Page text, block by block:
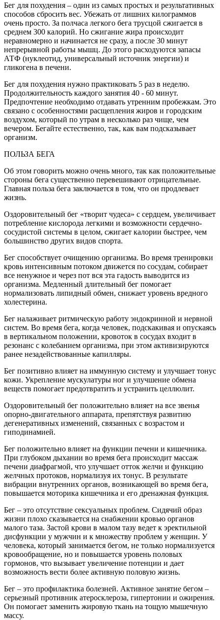
Бег для похудения – один из самых простых и результативных
способов сбросить вес. Убежать от лишних килограммов
очень просто. За полчаса легкого бега трусцой сжигается в
среднем 300 калорий. Но сжигание жира происходит
неравномерно и начинается не сразу, а после 30 минут
непрерывной работы мышц. До этого расходуются запасы
АТФ (нуклеотид, универсальный источник энергии) и
гликогена в печени.
Бег для похудения нужно практиковать 5 раз в неделю.
Продолжительность каждого занятия 40 - 60 минут.
Предпочтение необходимо отдавать утренним пробежкам. Это
связано с особенностями расщепления жиров и городским
воздухом, который по утрам в несколько раз чище, чем
вечером. Бегайте естественно, так, как вам подсказывает
организм.
ПОЛЬЗА БЕГА
Об этом говорить можно очень много, так как положительные
стороны бега существенно перевешивают отрицательные.
Главная польза бега заключается в том, что он продлевает
жизнь.
Оздоровительный бег «творит чудеса» с сердцем, увеличивает
потребление кислорода легкими и возможности сердечно-
сосудистой системы в целом, сжигает калории быстрее, чем
большинство других видов спорта.
Бег способствует очищению организма. Во время тренировки
кровь интенсивным потоком движется по сосудам, собирает
все ненужное и через пот вся эта гадость выводится из
организма. Медленный длительный бег помогает
нормализовать липидный обмен, снижает уровень вредного
холестерина.
Бег налаживает ритмическую работу эндокринной и нервной
систем. Во время бега, когда человек, подскакивая и опускаясь
в вертикальном положении, кровоток в сосудах входит в
резонанс с колебанием организма, при этом активизируются
ранее незадействованные капилляры.
Бег позитивно влияет на иммунную систему и улучшает тонус
кожи. Укрепление мускулатуры ног и улучшение обмена
веществ помогает предотвратить и устранить целлюлит.
Оздоровительный бег положительно влияет на все звенья
опорно-двигательного аппарата, препятствуя развитию
дегенеративных изменений, связанных с возрастом и
гиподинамией.
Бег положительно влияет на функции печени и кишечника.
При глубоком дыхании во время бега происходит массаж
печени диафрагмой, что улучшает отток желчи и функцию
желчных протоков, нормализуя их тонус. В результате
вибрации внутренних органов, возникающей во время бега,
повышается моторика кишечника и его дренажная функция.
Бег – это отсутствие сексуальных проблем. Сидячий образ
жизни плохо сказывается на снабжении кровью органов
малого таза. Застой крови в малом тазу ведет к эректильной
дисфункции у мужчин и к множеству проблем у женщин. У
человека, который занимается бегом, не только нормализуется
кровообращение, но и повышается уровень половых
гормонов, что вызывает увеличение потенции и дает
возможность вести более активную половую жизнь.
Бег – это профилактика болезней. Активное занятие бегом –
серьезный противник атеросклероза, гипертонии и ожирения.
Он помогает заменить жировую ткань на тощую мышечную
массу.